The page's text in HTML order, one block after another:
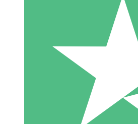
Individuele
Betaal per gebruik met
1000